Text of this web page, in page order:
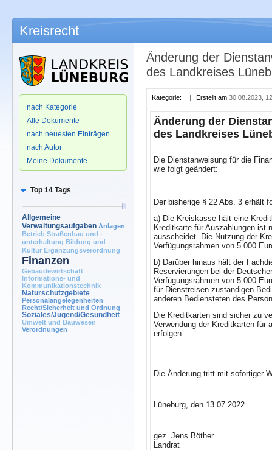
Kreisrecht
nach Kategorie
Alle Dokumente
nach neuesten Einträgen
nach Autor
Meine Dokumente
Top 14 Tags
Allgemeine
Verwaltungsaufgaben Anlagen
Betrieb Straßenbau und -
unterhaltung Bildung und
Kultur Ergänzungsverordnung
Finanzen
Gebäudewirtschaft
Informations- und
Kommunikationstechnik
Naturschutzgebiete
Personalangelegenheiten
Recht/Sicherheit und Ordnung
Soziales/Jugend/Gesundheit
Umwelt und Bauwesen
Verordnungen
Änderung der
des Landkreises
Kategorie: | Erstellt am 30.08.2023,
Änderung der
des Landkreises
Die Dienstanweisung für die
wie folgt geändert:
Der bisherige § 22 Abs. 3 erhält
a) Die Kreiskasse hält eine
Kreditkarte für Auszahlungen ist
ausscheidet. Die Nutzung der
Verfügungsrahmen von 5.000
b) Darüber hinaus hält der
Reservierungen bei der
Verfügungsrahmen von 5.000
für Dienstreisen zuständigen
anderen Bediensteten des
Die Kreditkarten sind sicher zu
Verwendung der Kreditkarten für
erfolgen.
Die Änderung tritt mit sofortiger
Lüneburg, den 13.07.2022
gez. Jens Böther
Landrat